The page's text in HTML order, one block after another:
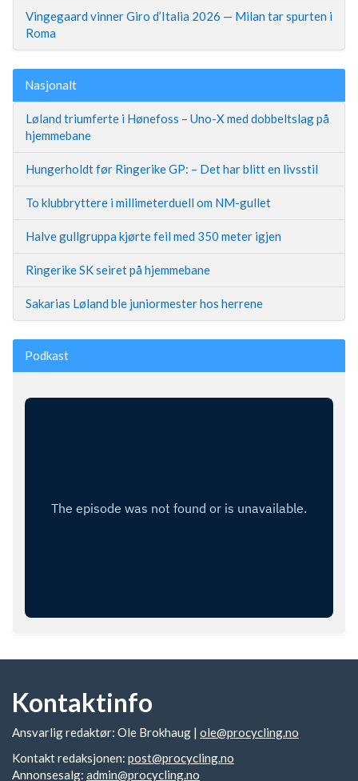
Vingegaard vinner Giro d’Italia 2026 — Milan tar spurten i
Roma
Nasjonalt
Løland triumferte i Hønefoss – Uno-X med dobbeltslag på
hjemmebane
Hungerholdt før Ringerike GP: – Det har blitt en livsstil
To klubbryttere i millimeterduell om NM-gullet
Halve gullgruppa kjørte feil med 350 meter igjen
Ringerike SK seiret på hjemmebane
Sakarias Løland ble juniormester hos herrene
Podkast
Kontaktinfo
Ansvarlig redaktør: Ole Brokhaug | ole@procycling.no
Kontakt redaksjonen: post@procycling.no
Annonsesalg: admin@procycling.no